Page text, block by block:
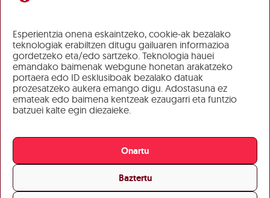
Esperientzia onena eskaintzeko, cookie-ak bezalako
teknologiak erabiltzen ditugu gailuaren informazioa
gordetzeko eta/edo sartzeko. Teknologia hauei
emandako baimenak webgune honetan arakatzeko
portaera edo ID esklusiboak bezalako datuak
prozesatzeko aukera emango digu. Adostasuna ez
emateak edo baimena kentzeak ezaugarri eta funtzio
batzuei kalte egin diezaieke.
Onartu
Baztertu